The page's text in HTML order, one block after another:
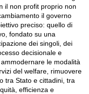
il non profit proprio non
il governo
preciso: quello di
fondato su una
dei singoli, dei
decisionale e
le modalità
del welfare, rimuovere
tra Stato e cittadini, tra
efficienza e